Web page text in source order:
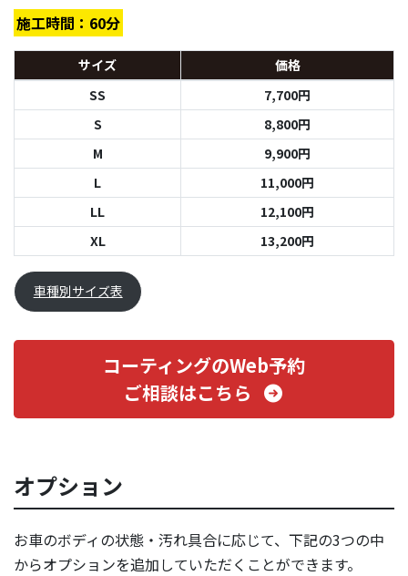
施工時間：60分
サイズ
価格
SS
7,700円
S
8,800円
M
9,900円
L
11,000円
LL
12,100円
XL
13,200円
車種別サイズ表
コーティングのWeb予約
ご相談はこちら
オプション
お車のボディの状態・汚れ具合に応じて、下記の3つの中
からオプションを追加していただくことができます。